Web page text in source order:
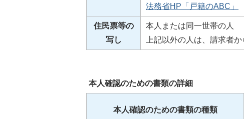
法務省HP「戸籍のABC」
住民票等の
写し
本人または同一世帯の人
上記以外の人は、請求者
本人確認のための書類の詳細
本人確認のための書類の種類